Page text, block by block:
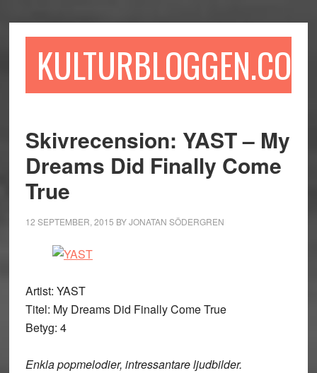
till
till
sidofältet
till
KULTURBLOGGEN.COM
Skivrecension: YAST – My
Dreams Did Finally Come
True
12 SEPTEMBER, 2015 BYJONATAN SÖDERGREN
Artist: YAST
Titel: My Dreams Did Finally Come True
Betyg: 4
Enkla popmelodier, intressantare ljudbilder.